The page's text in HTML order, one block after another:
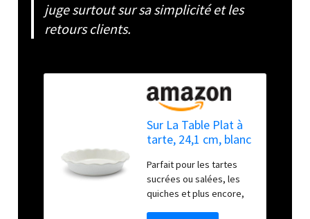
juge surtout sur sa simplicité et les
retours clients.
Sur La Table Plat à
tarte, 24,1 cm, blanc
Parfait pour les tartes
sucrées ou salées, les
quiches et plus encore,